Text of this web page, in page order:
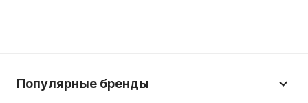
Популярные бренды